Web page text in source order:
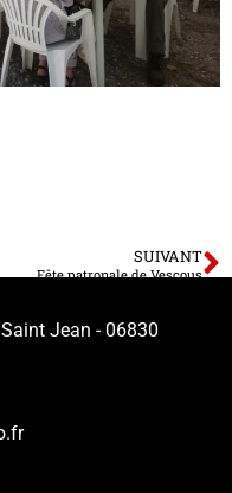
SUIVANT
Fête patronale de Vescous
Jean - 06830